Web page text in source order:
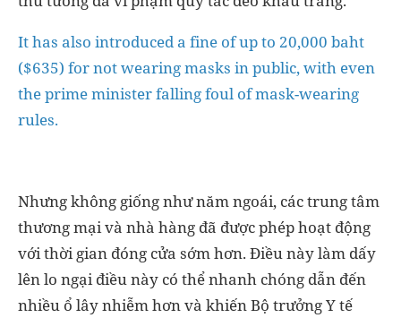
It has also introduced a fine of up to 20,000 baht
($635) for not wearing masks in public, with even
the prime minister falling foul of mask-wearing
rules.
Nhưng không giống như năm ngoái, các trung tâm
thương mại và nhà hàng đã được phép hoạt động
với thời gian đóng cửa sớm hơn. Điều này làm dấy
lên lo ngại điều này có thể nhanh chóng dẫn đến
nhiều ổ lây nhiễm hơn và khiến Bộ trưởng Y tế